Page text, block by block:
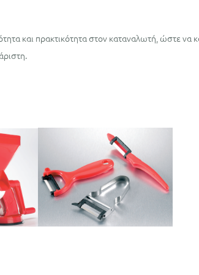
και πρακτικότητα στον καταναλωτή, ώστε να